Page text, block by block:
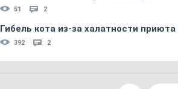
51 2
Гибель кота из-за халатности
392 2